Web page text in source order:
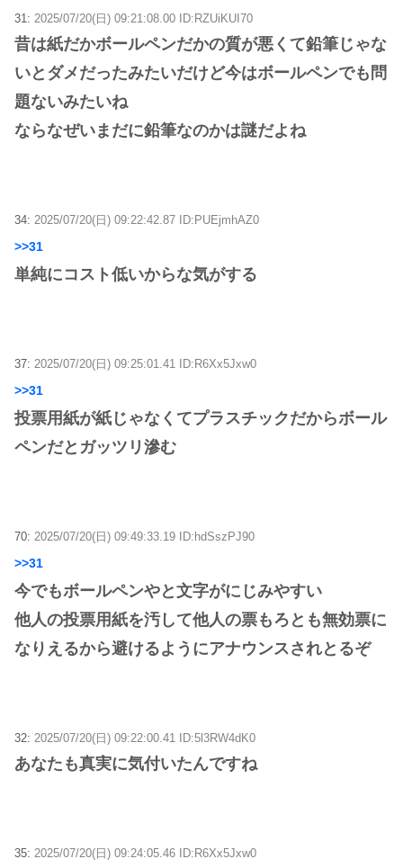
31: 2025/07/20(日) 09:21:08.00 ID:RZUiKUI70
昔は紙だかボールペンだかの質が悪くて鉛筆じゃな
いとダメだったみたいだけど今はボールペンでも問
題ないみたいね
ならなぜいまだに鉛筆なのかは謎だよね
34: 2025/07/20(日) 09:22:42.87 ID:PUEjmhAZ0
>>31
単純にコスト低いからな気がする
37: 2025/07/20(日) 09:25:01.41 ID:R6Xx5Jxw0
>>31
投票用紙が紙じゃなくてプラスチックだからボール
ペンだとガッツリ滲む
70: 2025/07/20(日) 09:49:33.19 ID:hdSszPJ90
>>31
今でもボールペンやと文字がにじみやすい
他人の投票用紙を汚して他人の票もろとも無効票に
なりえるから避けるようにアナウンスされとるぞ
32: 2025/07/20(日) 09:22:00.41 ID:5l3RW4dK0
あなたも真実に気付いたんですね
35: 2025/07/20(日) 09:24:05.46 ID:R6Xx5Jxw0